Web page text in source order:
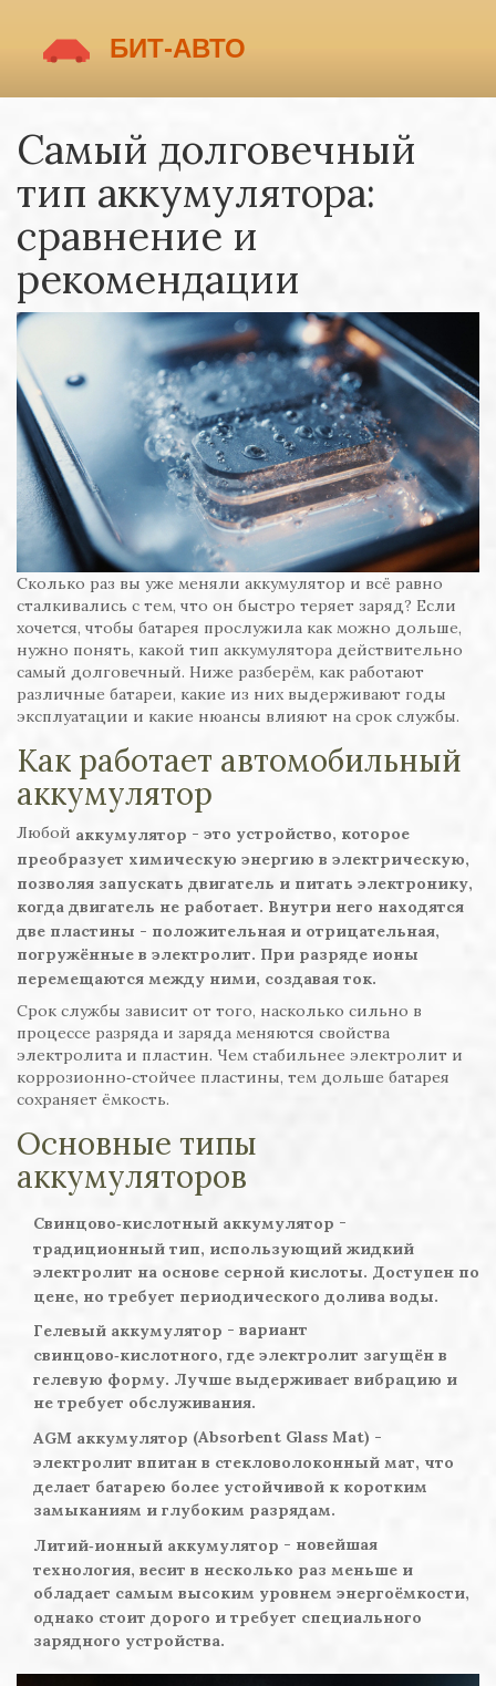
Самый долговечный
тип аккумулятора:
сравнение и
рекомендации
Сколько раз вы уже меняли аккумулятор и всё равно
сталкивались с тем, что он быстро теряет заряд? Если
хочется, чтобы батарея прослужила как можно дольше,
нужно понять, какой тип аккумулятора действительно
самый долговечный. Ниже разберём, как работают
различные батареи, какие из них выдерживают годы
эксплуатации и какие нюансы влияют на срок службы.
Как работает автомобильный
аккумулятор
Любой аккумулятор - это устройство, которое
преобразует химическую энергию в электрическую,
позволяя запускать двигатель и питать электронику,
когда двигатель не работает. Внутри него находятся
две пластины - положительная и отрицательная,
погружённые в электролит. При разряде ионы
перемещаются между ними, создавая ток.
Срок службы зависит от того, насколько сильно в
процессе разряда и заряда меняются свойства
электролита и пластин. Чем стабильнее электролит и
коррозионно‑стойче­е пластины, тем дольше батарея
сохраняет ёмкость.
Основные типы
аккумуляторов
Свинцово‑кислотный аккумулятор -
традиционный тип, использующий жидкий
электролит на основе серной кислоты. Доступен по
цене, но требует периодического долива воды.
Гелевый аккумулятор - вариант
свинцово‑кислотного, где электролит загущён в
гелевую форму. Лучше выдерживает вибрацию и
не требует обслуживания.
AGM аккумулятор (Absorbent Glass Mat) -
электролит впитан в стекловолоконный мат, что
делает батарею более устойчивой к коротким
замыканиям и глубоким разрядам.
Литий‑ионный аккумулятор - новейшая
технология, весит в несколько раз меньше и
обладает самым высоким уровнем энергоёмкости,
однако стоит дорого и требует специального
зарядного устройства.